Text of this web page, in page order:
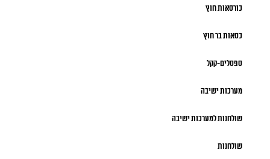
כורסאות חוץ
כסאות בר חוץ
ספסלים-קקל
מערכות ישיבה
שולחנות למערכות ישיבה
שולחנות